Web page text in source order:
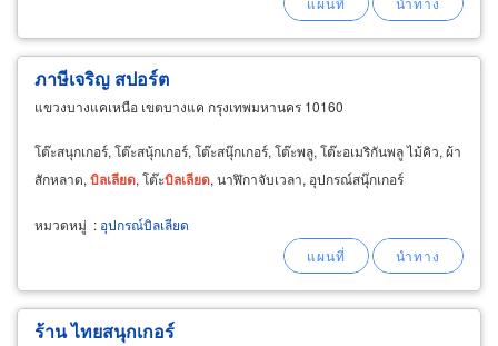
ภาษีเจริญ สปอร์ต
แขวงบางแคเหนือ เขตบางแค กรุงเทพมหานคร 10160
โต๊ะสนุกเกอร์, โต๊ะสนุ้กเกอร์, โต๊ะสนุ๊กเกอร์, โต๊ะพลู, โต๊ะอเมริกันพลู ไม้คิว, ผ้า
สักหลาด, บิลเลียด, โต๊ะบิลเลียด, นาฬิกาจับเวลา, อุปกรณ์สนุ๊กเกอร์
หมวดหมู่ : อุปกรณ์บิลเลียด
ร้าน ไทยสนุกเกอร์